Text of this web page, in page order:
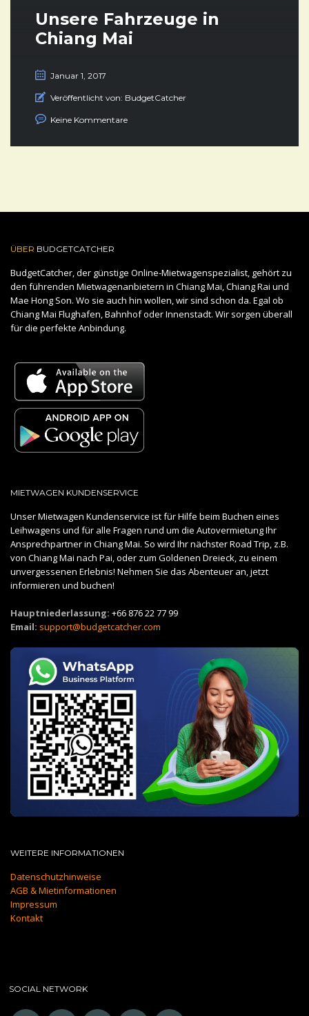
Unsere Fahrzeuge in
Chiang Mai
Januar 1, 2017
Veröffentlicht von: BudgetCatcher
Keine Kommentare
ÜBER BUDGETCATCHER
BudgetCatcher, der günstige Online-Mietwagenspezialist, gehört zu
den führenden Mietwagenanbietern in Chiang Mai, Chiang Rai und
Mae Hong Son. Wo sie auch hin wollen, wir sind schon da. Egal ob
Chiang Mai Flughafen, Bahnhof oder Innenstadt. Wir sorgen überall
für die perfekte Anbindung.
MIETWAGEN KUNDENSERVICE
Unser Mietwagen Kundenservice ist für Hilfe beim Buchen eines
Leihwagens und für alle Fragen rund um die Autovermietung Ihr
Ansprechpartner in Chiang Mai. So wird Ihr nächster Road Trip, z.B.
von Chiang Mai nach Pai, oder zum Goldenen Dreieck, zu einem
unvergessenen Erlebnis! Nehmen Sie das Abenteuer an, jetzt
informieren und buchen!
Hauptniederlassung: +66 876 22 77 99
Email: support@budgetcatcher.com
WEITERE INFORMATIONEN
Datenschutzhinweise
AGB & Mietinformationen
Impressum
Kontakt
SOCIAL NETWORK